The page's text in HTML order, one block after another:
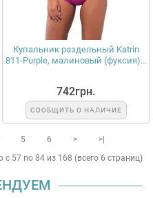
Купальник раздельный Katrin
811-Purple, малиновый (фуксия)...
742грн.
СООБЩИТЬ О НАЛИЧИЕ
5 6 >
>|
с 57 по 84 из 168 (всего 6 страниц)